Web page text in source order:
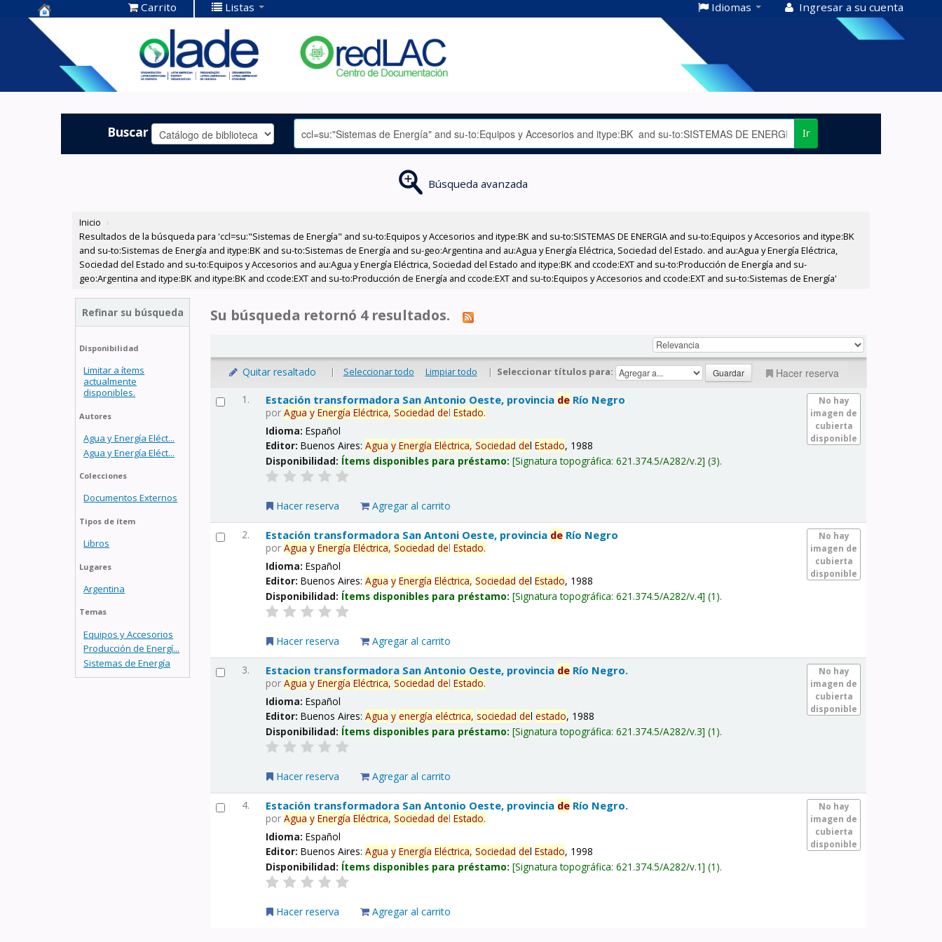
Centro de
Documentación
OLADE -
Carrito Listas Idiomas Ingresar a su cuenta
Buscar Ir
Búsqueda avanzada
Inicio ›
Resultados de la búsqueda para 'ccl=su:"Sistemas de Energía" and su-to:Equipos y Accesorios and itype:BK and su-to:SISTEMAS DE ENERGIA and su-to:Equipos y Accesorios and itype:BK
and su-to:Sistemas de Energía and itype:BK and su-to:Sistemas de Energía and su-geo:Argentina and au:Agua y Energía Eléctrica, Sociedad del Estado. and au:Agua y Energía Eléctrica,
Sociedad del Estado and su-to:Equipos y Accesorios and au:Agua y Energía Eléctrica, Sociedad del Estado and itype:BK and ccode:EXT and su-to:Producción de Energía and su-
geo:Argentina and itype:BK and itype:BK and ccode:EXT and su-to:Producción de Energía and ccode:EXT and su-to:Equipos y Accesorios and ccode:EXT and su-to:Sistemas de Energía'
Refinar su búsqueda
Disponibilidad
Limitar a ítems
actualmente
disponibles.
Autores
Agua y Energía Eléct...
Agua y Energía Eléct...
Colecciones
Documentos Externos
Tipos de ítem
Libros
Lugares
Argentina
Temas
Equipos y Accesorios
Producción de Energí...
Sistemas de Energía
Su búsqueda retornó 4 resultados.
Quitar resaltado | Seleccionar todo Limpiar todo | Seleccionar títulos para: Hacer reserva
1.
No hay
imagen de
cubierta
disponible
Estación transformadora San Antonio Oeste, provincia de Río Negro
porAgua y Energía Eléctrica, Sociedad delEstado.
Idioma:Español
Editor:Buenos Aires:Agua y Energía Eléctrica, Sociedad delEstado, 1988
Disponibilidad: Ítems disponibles para préstamo: Signatura topográfica:621.374.5/A282/v.2 (3).
Hacer reserva Agregar al carrito
2.
No hay
imagen de
cubierta
disponible
Estación transformadora San Antoni Oeste, provincia de Río Negro
porAgua y Energía Eléctrica, Sociedad delEstado.
Idioma:Español
Editor:Buenos Aires:Agua y Energía Eléctrica, Sociedad delEstado, 1988
Disponibilidad: Ítems disponibles para préstamo: Signatura topográfica:621.374.5/A282/v.4 (1).
Hacer reserva Agregar al carrito
3.
No hay
imagen de
cubierta
disponible
Estacion transformadora San Antonio Oeste, provincia de Río Negro.
porAgua y Energía Eléctrica, Sociedad delEstado.
Idioma:Español
Editor:Buenos Aires:Agua y energía eléctrica, sociedad delestado, 1988
Disponibilidad: Ítems disponibles para préstamo: Signatura topográfica:621.374.5/A282/v.3 (1).
Hacer reserva Agregar al carrito
4.
No hay
imagen de
cubierta
disponible
Estación transformadora San Antonio Oeste, provincia de Río Negro.
porAgua y Energía Eléctrica, Sociedad delEstado.
Idioma:Español
Editor:Buenos Aires:Agua y Energía Eléctrica, Sociedad delEstado, 1998
Disponibilidad: Ítems disponibles para préstamo: Signatura topográfica:621.374.5/A282/v.1 (1).
Hacer reserva Agregar al carrito